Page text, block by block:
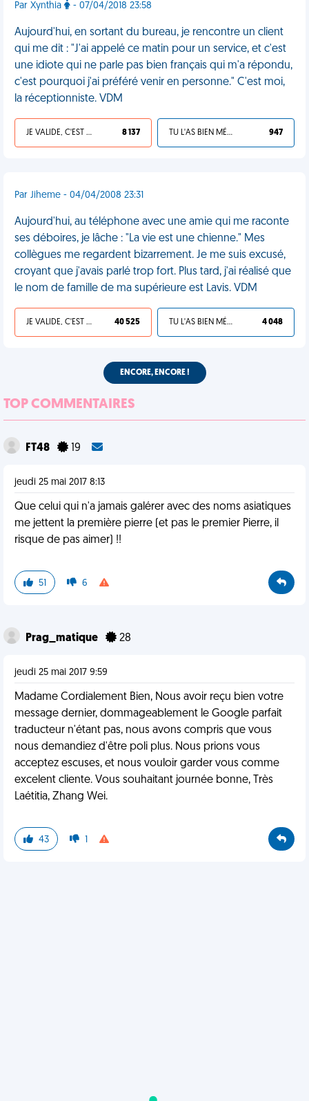
Par Xynthia - 07/04/2018 23:58
Aujourd'hui, en sortant du bureau, je rencontre un client
qui me dit : "J'ai appelé ce matin pour un service, et c'est
une idiote qui ne parle pas bien français qui m'a répondu,
c'est pourquoi j'ai préféré venir en personne." C'est moi,
la réceptionniste. VDM
JE VALIDE, C'EST UNE VDM 8 137 TU L'AS BIEN MÉRITÉ 947
Par Jiheme - 04/04/2008 23:31
Aujourd'hui, au téléphone avec une amie qui me raconte
ses déboires, je lâche : "La vie est une chienne." Mes
collègues me regardent bizarrement. Je me suis excusé,
croyant que j'avais parlé trop fort. Plus tard, j'ai réalisé que
le nom de famille de ma supérieure est Lavis. VDM
JE VALIDE, C'EST UNE VDM 40 525 TU L'AS BIEN MÉRITÉ 4 048
ENCORE, ENCORE !
TOP COMMENTAIRES
FT48 19
jeudi 25 mai 2017 8:13
Que celui qui n'a jamais galérer avec des noms asiatiques
me jettent la première pierre (et pas le premier Pierre, il
risque de pas aimer) !!
51 6
Prag_matique 28
jeudi 25 mai 2017 9:59
Madame Cordialement Bien, Nous avoir reçu bien votre
message dernier, dommageablement le Google parfait
traducteur n'étant pas, nous avons compris que vous
nous demandiez d'être poli plus. Nous prions vous
acceptez escuses, et nous vouloir garder vous comme
excelent cliente. Vous souhaitant journée bonne, Très
Laétitia, Zhang Wei.
43 1